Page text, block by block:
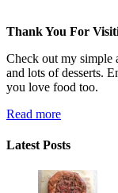
Thank You For
Check out my simple
and lots of desserts.
you love food too.
Read more
Latest Posts